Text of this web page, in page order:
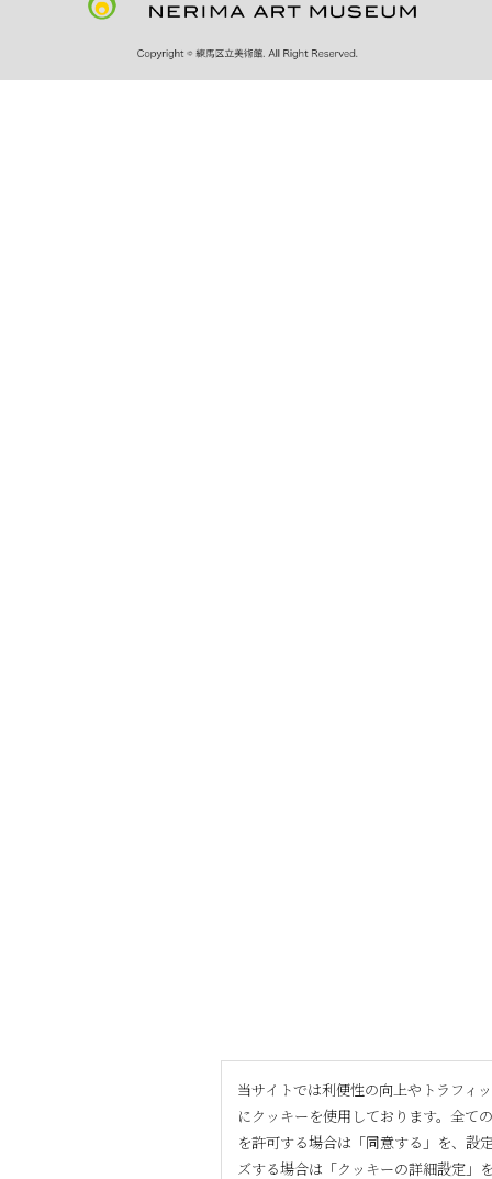
当サイトでは利便性の向上やトラフィ
にクッキーを使用しております。全て
を許可する場合は「同意する」を、設
ズする場合は「クッキーの詳細設定」